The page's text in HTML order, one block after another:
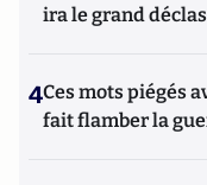
ira le grand
4Ces mots piégés
fait flamber la